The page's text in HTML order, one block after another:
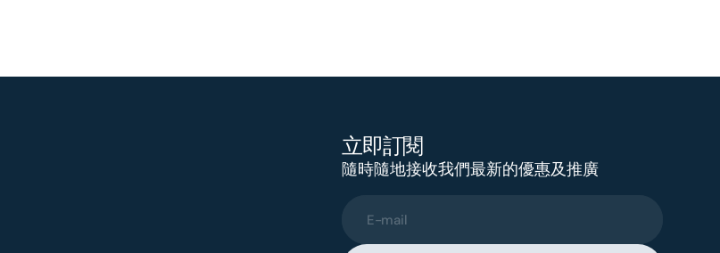
立即訂閱
隨時隨地接收我們最新的優惠及推廣
E-mail